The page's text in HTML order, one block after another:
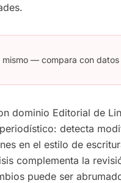
mismo — compara con
dominio Editorial de
detecta
en el estilo de
complementa la
puede ser